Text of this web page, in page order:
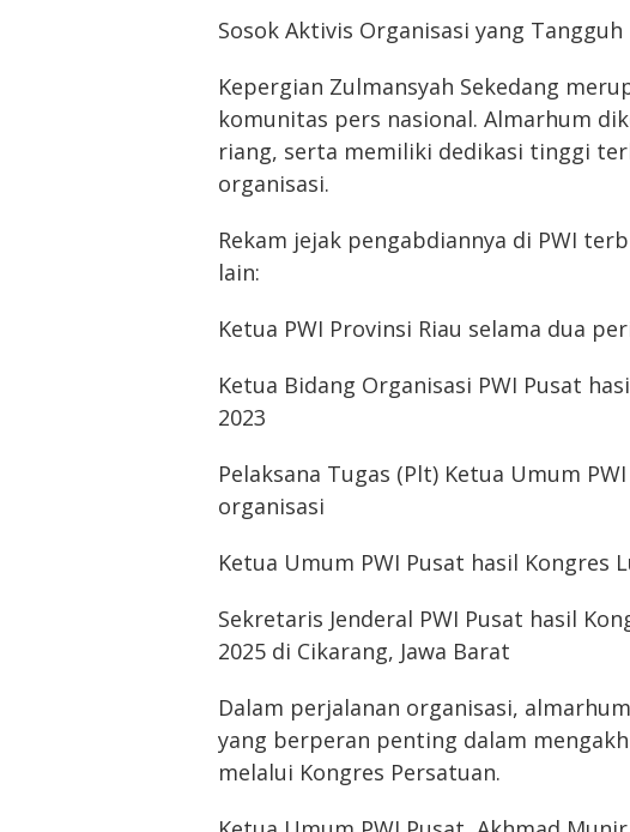
Sosok Aktivis Organisasi yang Tangguh
Kepergian Zulmansyah Sekedang
komunitas pers nasional. Almarhum
riang, serta memiliki dedikasi tinggi
organisasi.
Rekam jejak pengabdiannya di PWI
lain:
Ketua PWI Provinsi Riau selama dua
Ketua Bidang Organisasi PWI Pusat
2023
Pelaksana Tugas (Plt) Ketua Umum
organisasi
Ketua Umum PWI Pusat hasil Kongres
Sekretaris Jenderal PWI Pusat hasil
2025 di Cikarang, Jawa Barat
Dalam perjalanan organisasi,
yang berperan penting dalam
melalui Kongres Persatuan.